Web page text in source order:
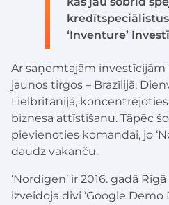
‘Inventure’
Ar saņemtajām investīcijām
jaunos tirgos – Brazīlijā,
Lielbritānijā,
biznesa attīstīšanu. Tāpēc
pievienoties komandai, jo
daudz vakanču.
‘Nordigen’ ir 2016. gadā
izveidoja divi ‘Google Demo